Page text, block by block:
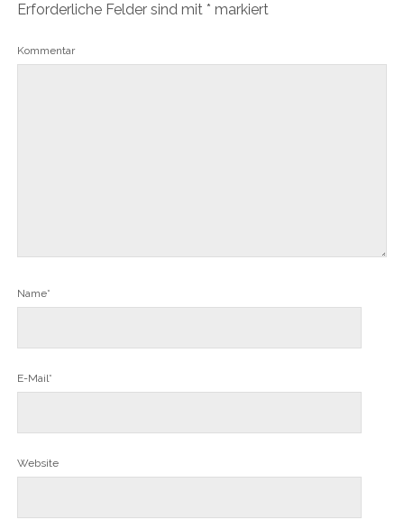
Erforderliche Felder sind mit * markiert
Kommentar
Name*
E-Mail*
Website